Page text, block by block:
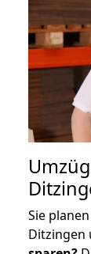
Sie
Ditzingen